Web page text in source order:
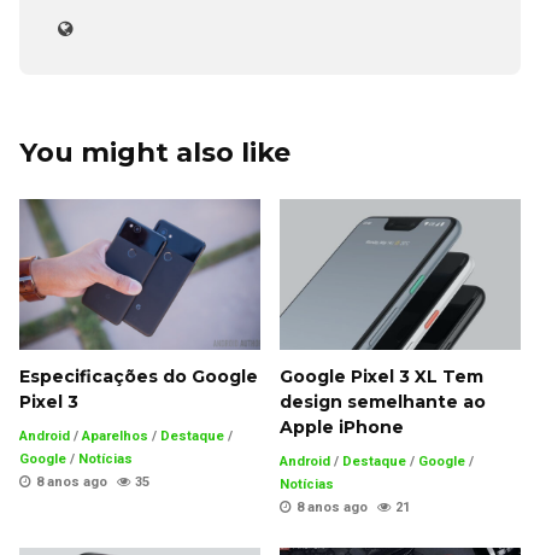
You might also like
Especificações do Google
Pixel 3
Android /Aparelhos / Destaque /
Google / Notícias
8 anos ago
35
Google Pixel 3 XL Tem
design semelhante ao
Apple iPhone
Android / Destaque / Google /
Notícias
8 anos ago
21